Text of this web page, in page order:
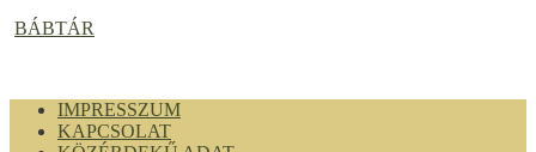
BÁBTÁR
IMPRESSZUM
KAPCSOLAT